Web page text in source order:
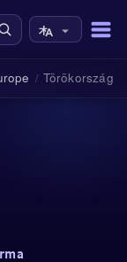
/ Törökország